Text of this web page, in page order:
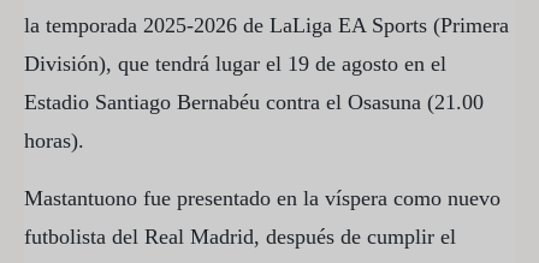
la temporada 2025-2026 de LaLiga EA Sports (Primera
División), que tendrá lugar el 19 de agosto en el
Estadio Santiago Bernabéu contra el Osasuna (21.00
horas).
Mastantuono fue presentado en la víspera como nuevo
futbolista del Real Madrid, después de cumplir el